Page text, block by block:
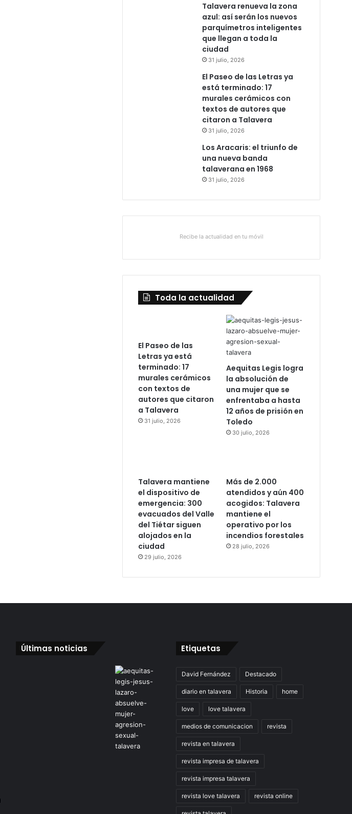
Talavera renueva la zona
azul: así serán los nuevos
parquímetros inteligentes
que llegan a toda la
ciudad
31 julio, 2026
El Paseo de las Letras ya
está terminado: 17
murales cerámicos con
textos de autores que
citaron a Talavera
31 julio, 2026
Los Aracaris: el triunfo de
una nueva banda
talaverana en 1968
31 julio, 2026
Recibe la actualidad en tu móvil
Toda la actualidad
El Paseo de las
Letras ya está
terminado: 17
murales cerámicos
con textos de
autores que citaron
a Talavera
31 julio, 2026
Aequitas Legis logra
la absolución de
una mujer que se
enfrentaba a hasta
12 años de prisión en
Toledo
30 julio, 2026
Talavera mantiene
el dispositivo de
emergencia: 300
evacuados del Valle
del Tiétar siguen
alojados en la
ciudad
29 julio, 2026
Más de 2.000
atendidos y aún 400
acogidos: Talavera
mantiene el
operativo por los
incendios forestales
28 julio, 2026
Últimas noticias Etiquetas
David Fernández Destacado
diario en talavera Historia home
love love talavera
medios de comunicacion revista
revista en talavera
revista impresa de talavera
revista impresa talavera
revista love talavera revista online